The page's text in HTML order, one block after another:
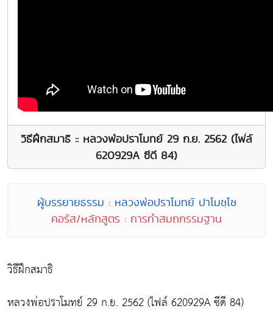
วิธีฝึกสมาธิ :: หลวงพ่อปราโมทย์ 29 ก.ย. 2562 (ไฟล์
620929A ซีดี 84)
ผู้บรรยายธรรม : หลวงพ่อปราโมทย์ ปาโมชฺโช
คอร์ส/หลักสูตร : การทำสมถกรรมฐาน
วิธีฝึกสมาธิ
หลวงพ่อปราโมทย์ 29 ก.ย. 2562 (ไฟล์ 620929A ซีดี 84)